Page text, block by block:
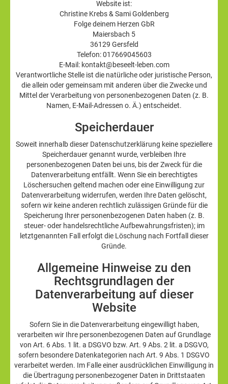
Website ist:
Christine Krebs & Sami Goldenberg
Folge deinem Herzen GbR
Maiersbach 5
36129 Gersfeld
Telefon: 017669045603
E-Mail: kontakt@beseelt-leben.com
Verantwortliche Stelle ist die natürliche oder juristische Person,
die allein oder gemeinsam mit anderen über die Zwecke und
Mittel der Verarbeitung von personenbezogenen Daten (z. B.
Namen, E-Mail-Adressen o. Ä.) entscheidet.
Speicherdauer
Soweit innerhalb dieser Datenschutzerklärung keine speziellere
Speicherdauer genannt wurde, verbleiben Ihre
personenbezogenen Daten bei uns, bis der Zweck für die
Datenverarbeitung entfällt. Wenn Sie ein berechtigtes
Löschersuchen geltend machen oder eine Einwilligung zur
Datenverarbeitung widerrufen, werden Ihre Daten gelöscht,
sofern wir keine anderen rechtlich zulässigen Gründe für die
Speicherung Ihrer personenbezogenen Daten haben (z. B.
steuer- oder handelsrechtliche Aufbewahrungsfristen); im
letztgenannten Fall erfolgt die Löschung nach Fortfall dieser
Gründe.
Allgemeine Hinweise zu den
Rechtsgrundlagen der
Datenverarbeitung auf dieser
Website
Sofern Sie in die Datenverarbeitung eingewilligt haben,
verarbeiten wir Ihre personenbezogenen Daten auf Grundlage
von Art. 6 Abs. 1 lit. a DSGVO bzw. Art. 9 Abs. 2 lit. a DSGVO,
sofern besondere Datenkategorien nach Art. 9 Abs. 1 DSGVO
verarbeitet werden. Im Falle einer ausdrücklichen Einwilligung in
die Übertragung personenbezogener Daten in Drittstaaten